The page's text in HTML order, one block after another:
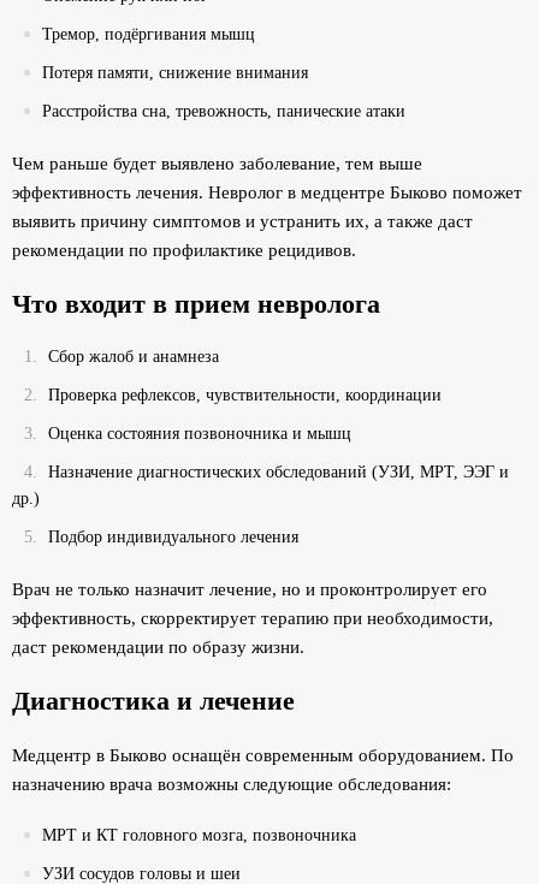
Тремор, подёргивания мышц
Потеря памяти, снижение внимания
Расстройства сна, тревожность, панические атаки
Чем раньше будет выявлено заболевание, тем выше
эффективность лечения. Невролог в медцентре Быково поможет
выявить причину симптомов и устранить их, а также даст
рекомендации по профилактике рецидивов.
Что входит в прием невролога
Сбор жалоб и анамнеза
Проверка рефлексов, чувствительности, координации
Оценка состояния позвоночника и мышц
Назначение диагностических обследований (УЗИ, МРТ, ЭЭГ и
др.)
Подбор индивидуального лечения
Врач не только назначит лечение, но и проконтролирует его
эффективность, скорректирует терапию при необходимости,
даст рекомендации по образу жизни.
Диагностика и лечение
Медцентр в Быково оснащён современным оборудованием. По
назначению врача возможны следующие обследования:
МРТ и КТ головного мозга, позвоночника
УЗИ сосудов головы и шеи